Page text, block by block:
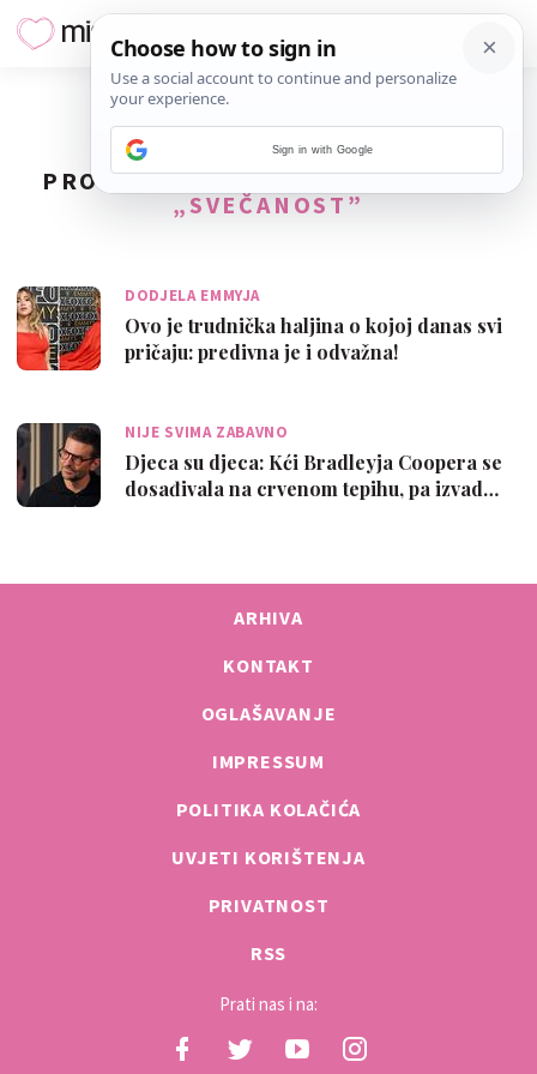
PRONAĐENO2REZULTATA ZA TAG
„SVEČANOST”
DODJELA EMMYJA
Ovo je trudnička haljina o kojoj danas svi
pričaju: predivna je i odvažna!
NIJE SVIMA ZABAVNO
Djeca su djeca: Kći Bradleyja Coopera se
dosađivala na crvenom tepihu, pa izvad…
ARHIVA
KONTAKT
OGLAŠAVANJE
IMPRESSUM
POLITIKA KOLAČIĆA
UVJETI KORIŠTENJA
PRIVATNOST
RSS
Prati nas i na:
Sign in with Google